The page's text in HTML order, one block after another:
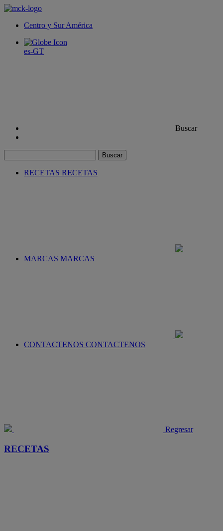
Centro y Sur América
es-GT
Buscar
Buscar
RECETAS RECETAS
MARCAS MARCAS
CONTACTENOS CONTACTENOS
Regresar
RECETAS